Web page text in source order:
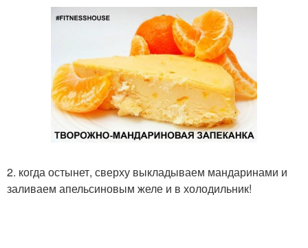
2. когда остынет, сверху выкладываем мандаринами и
заливаем апельсиновым желе и в холодильник!